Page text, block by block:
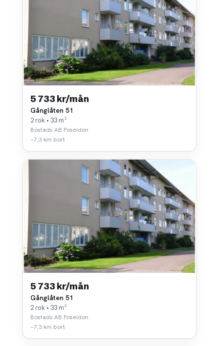
5 733 kr/mån
Gånglåten 51
2 rok • 33 m²
Bostads AB Poseidon
~7,3 km bort
5 733 kr/mån
Gånglåten 51
2 rok • 33 m²
Bostads AB Poseidon
~7,3 km bort